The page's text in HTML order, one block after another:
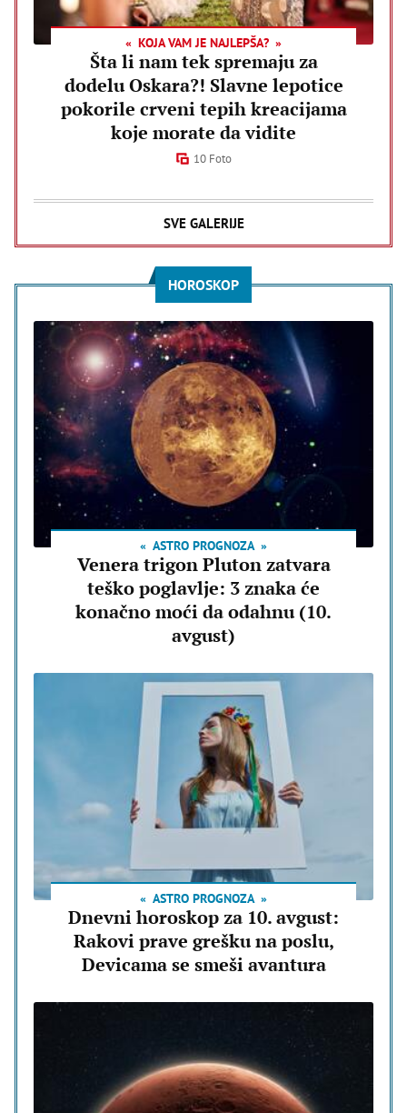
KOJA VAM JE NAJLEPŠA?
Šta li nam tek spremaju za
dodelu Oskara?! Slavne lepotice
pokorile crveni tepih kreacijama
koje morate da vidite
10 Foto
SVE GALERIJE
HOROSKOP
ASTRO PROGNOZA
Venera trigon Pluton zatvara
teško poglavlje: 3 znaka će
konačno moći da odahnu (10.
avgust)
ASTRO PROGNOZA
Dnevni horoskop za 10. avgust:
Rakovi prave grešku na poslu,
Devicama se smeši avantura